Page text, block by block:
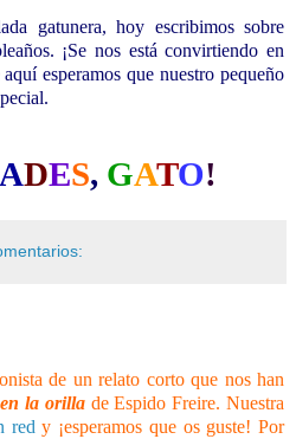
gatunera, hoy escribimos sobre
¡Se nos está convirtiendo en
esperamos que nuestro pequeño
ADES, GATO!
de un relato corto que nos han
la orillade Espido Freire. Nuestra
red y ¡esperamos que os guste! Por